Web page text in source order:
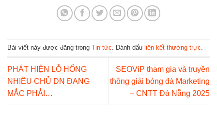
Bài viết này được đăng trong Tin tức . Đánh dấu liên kết thường trực
PHÁT HIỆN LỖ HỔNG
NHIỀU CHỦ DN ĐANG
MẮC PHẢI…
SEOViP tham gia và truyền
thông giải bóng đá Marketing
– CNTT Đà Nẵng 2025